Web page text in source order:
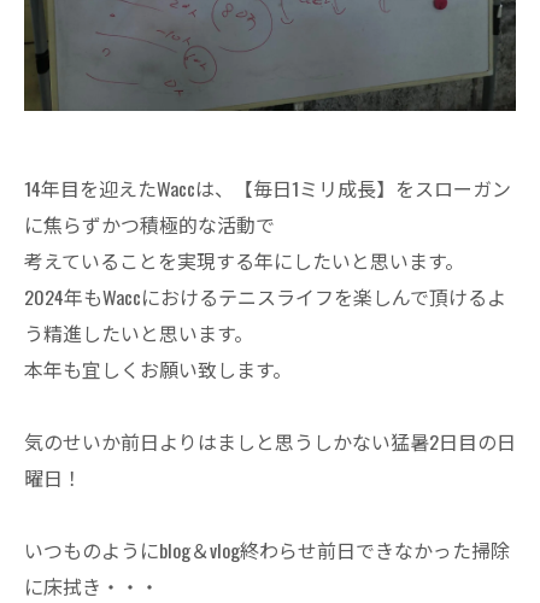
14年目を迎えたWaccは、【毎日1ミリ成長】をスローガン
に焦らずかつ積極的な活動で
考えていることを実現する年にしたいと思います。
2024年もWaccにおけるテニスライフを楽しんで頂けるよ
う精進したいと思います。
本年も宜しくお願い致します。
気のせいか前日よりはましと思うしかない猛暑2日目の日
曜日！
いつものようにblog＆vlog終わらせ前日できなかった掃除
に床拭き・・・